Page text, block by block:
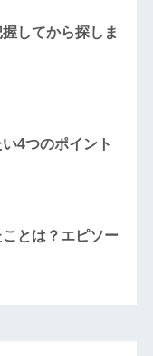
してから探しま
4つのポイント
とは？エピソー